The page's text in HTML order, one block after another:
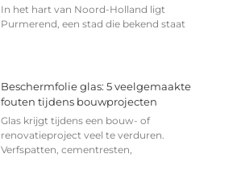
In het hart van Noord-Holland ligt
Purmerend, een stad die bekend staat
Beschermfolie glas: 5 veelgemaakte
fouten tijdens bouwprojecten
Glas krijgt tijdens een bouw- of
renovatieproject veel te verduren.
Verfspatten, cementresten,